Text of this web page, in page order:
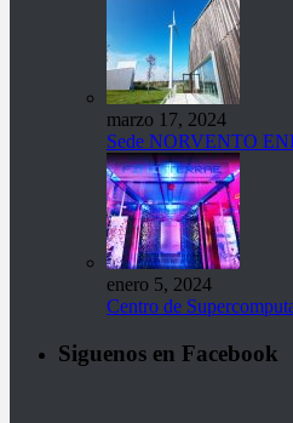
marzo 17, 2024
Sede NORVENTO
enero 5, 2024
Centro de
Siguenos en Facebook